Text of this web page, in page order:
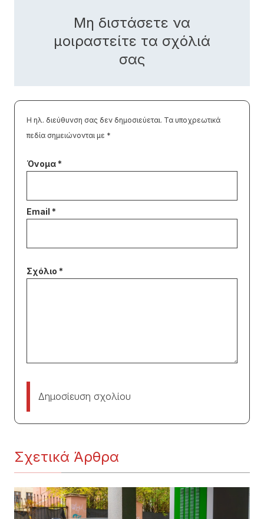
Μη διστάσετε να
μοιραστείτε τα σχόλιά
σας
Η ηλ. διεύθυνση σας δεν δημοσιεύεται. Τα υποχρεωτικά
πεδία σημειώνονται με *
Δημοσίευση σχολίου
Σχετικά Άρθρα